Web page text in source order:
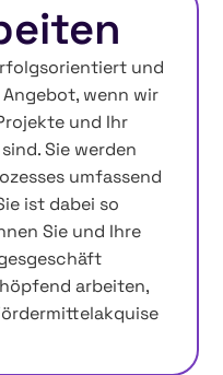
und
wenn wir
und Ihr
Sie werden
umfassend
ist dabei so
Sie und Ihre
arbeiten,